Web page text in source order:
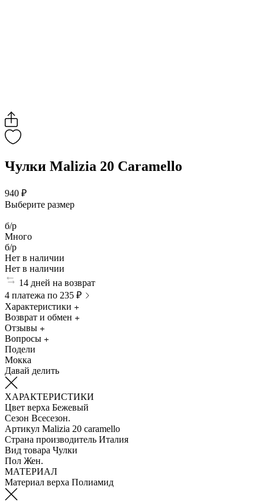
Чулки Malizia 20 Caramello
940 ₽
Выберите размер
б/р
Много
б/р
Нет в наличии
Нет в наличии
14 дней на возврат
4 платежа по 235 ₽
Характеристики
Возврат и обмен
Отзывы
Вопросы
Подели
Мокка
Давай делить
ХАРАКТЕРИСТИКИ
Цвет верха Бежевый
Сезон Всесезон.
Артикул Malizia 20 caramello
Страна производитель Италия
Вид товара Чулки
Пол Жен.
МАТЕРИАЛ
Материал верха Полиамид